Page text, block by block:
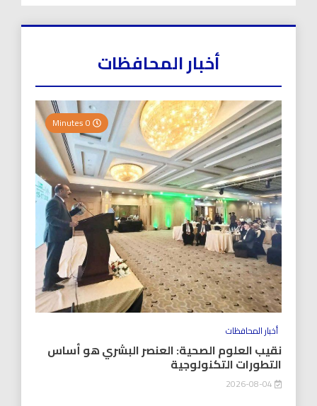
أخبار المحافظات
أخبار المحافظات
نقيب العلوم الصحية: العنصر البشري هو أساس
التطورات التكنولوجية